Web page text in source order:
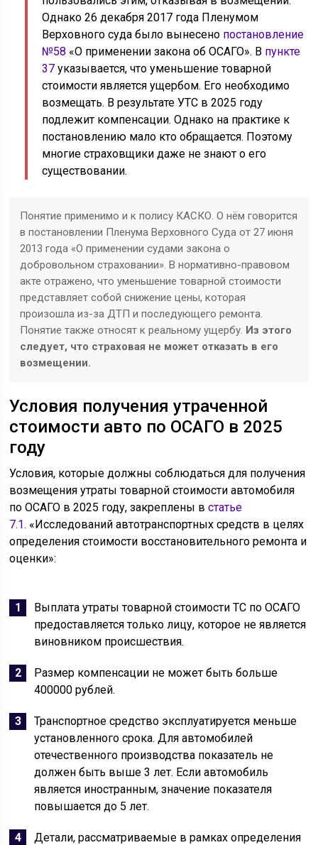
Однако 26 декабря 2017 года Пленумом
Верховного суда было вынесено постановление
№58 «О применении закона об ОСАГО». В пункте
37 указывается, что уменьшение товарной
стоимости является ущербом. Его необходимо
возмещать. В результате УТС в 2025 году
подлежит компенсации. Однако на практике к
постановлению мало кто обращается. Поэтому
многие страховщики даже не знают о его
существовании.
Понятие применимо и к полису КАСКО. О нём говорится
в постановлении Пленума Верховного Суда от 27 июня
2013 года «О применении судами закона о
добровольном страховании». В нормативно-правовом
акте отражено, что уменьшение товарной стоимости
представляет собой снижение цены, которая
произошла из-за ДТП и последующего ремонта.
Понятие также относят к реальному ущербу. Из этого
следует, что страховая не может отказать в его
возмещении.
Условия получения утраченной
стоимости авто по ОСАГО в 2025
году
Условия, которые должны соблюдаться для получения
возмещения утраты товарной стоимости автомобиля
по ОСАГО в 2025 году, закреплены встатье
7.1. «Исследований автотранспортных средств в целях
определения стоимости восстановительного ремонта и
оценки»:
Выплата утраты товарной стоимости ТС по ОСАГО
предоставляется только лицу, которое не является
виновником происшествия.
Размер компенсации не может быть больше
400000 рублей.
Транспортное средство эксплуатируется меньше
установленного срока. Для автомобилей
отечественного производства показатель не
должен быть выше 3 лет. Если автомобиль
является иностранным, значение показателя
повышается до 5 лет.
Детали, рассматриваемые в рамках определения